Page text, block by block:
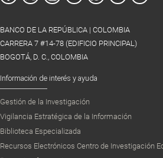
BANCO DE LA REPÚBLICA | COLOMBIA
CARRERA 7 #14-78 (EDIFICIO PRINCIPAL)
BOGOTÁ, D. C., COLOMBIA
Información de interés y ayuda
Gestión de la Investigación
Vigilancia Estratégica de la Información
Biblioteca Especializada
Recursos Electrónicos Centro de Investigación